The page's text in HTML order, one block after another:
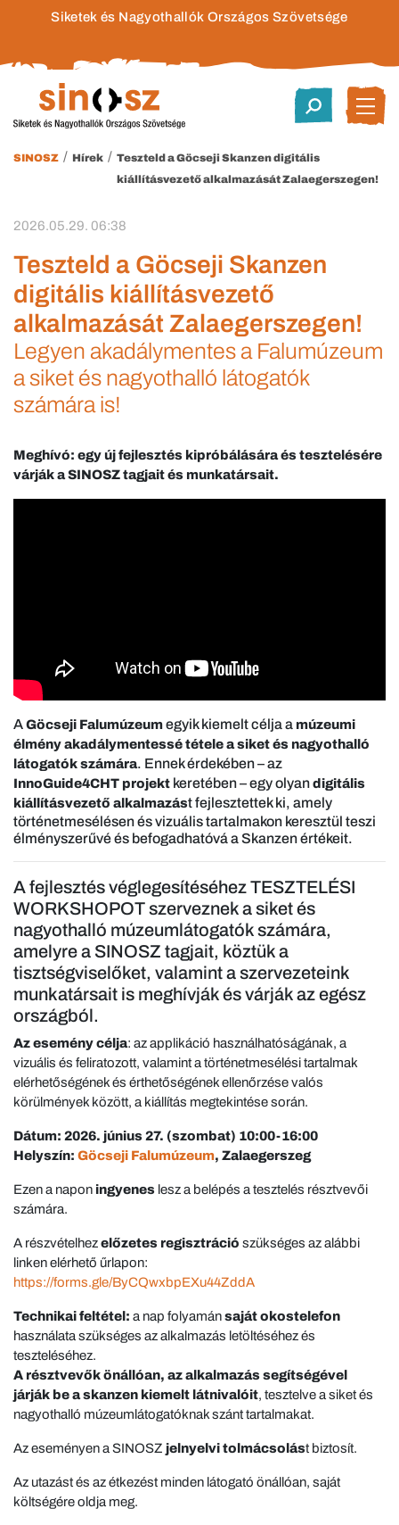
Siketek és Nagyothallók Országos Szövetsége
SINOSZ / Hírek / Teszteld a Göcseji Skanzen digitális
kiállításvezető alkalmazását Zalaegerszegen!
2026.05.29. 06:38
Teszteld a Göcseji Skanzen
digitális kiállításvezető
alkalmazását Zalaegerszegen!
Legyen akadálymentes a Falumúzeum
a siket és nagyothalló látogatók
számára is!
Meghívó: egy új fejlesztés kipróbálására és tesztelésére
várják a SINOSZ tagjait és munkatársait.
AGöcseji Falumúzeumegyik kiemelt célja a múzeumi
élmény akadálymentessé tétele a siket és nagyothalló
látogatók számára. Ennek érdekében – az
InnoGuide4CHT projekt keretében – egy olyandigitális
kiállításvezető alkalmazást fejlesztettek ki, amely
történetmesélésen és vizuális tartalmakon keresztül teszi
élményszerűvé és befogadhatóvá a Skanzen értékeit.
A fejlesztés véglegesítéséhez TESZTELÉSI
WORKSHOPOT szerveznek a siket és
nagyothalló múzeumlátogatók számára,
amelyre a SINOSZ tagjait, köztük a
tisztségviselőket, valamint a szervezeteink
munkatársait is meghívják és várják az egész
országból.
Az esemény célja: az applikáció használhatóságának, a
vizuális és feliratozott, valamint a történetmesélési tartalmak
elérhetőségének és érthetőségének ellenőrzése valós
körülmények között, a kiállítás megtekintése során.
Dátum: 2026. június 27. (szombat) 10:00-16:00
Helyszín: Göcseji Falumúzeum, Zalaegerszeg
Ezen a napon ingyenes lesz a belépés a tesztelés résztvevői
számára.
A részvételhezelőzetes regisztráció szükséges az alábbi
linken elérhető űrlapon:
https://forms.gle/ByCQwxbpEXu44ZddA
Technikai feltétel: a nap folyamánsaját okostelefon
használata szükséges az alkalmazás letöltéséhez és
teszteléséhez.
A résztvevők önállóan, az alkalmazás segítségével
járják be a skanzen kiemelt látnivalóit, tesztelve a siket és
nagyothalló múzeumlátogatóknak szánt tartalmakat.
Az eseményen a SINOSZ jelnyelvi tolmácsolást biztosít.
Az utazást és az étkezést minden látogató önállóan, saját
költségére oldja meg.